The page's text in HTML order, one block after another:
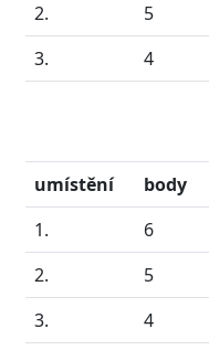
2.
5
3.
4
umístění
body
1.
6
2.
5
3.
4